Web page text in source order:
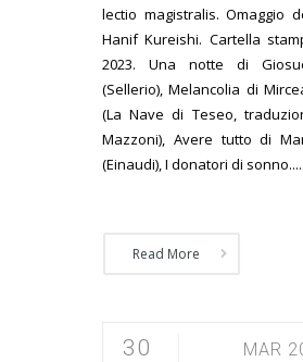
lectio magistralis. Omaggio
Hanif Kureishi. Cartella
2023. Una notte di
(Sellerio), Melancolia di
(La Nave di Teseo,
Mazzoni), Avere tutto di
(Einaudi), I donatori di
Read More
30 MAR